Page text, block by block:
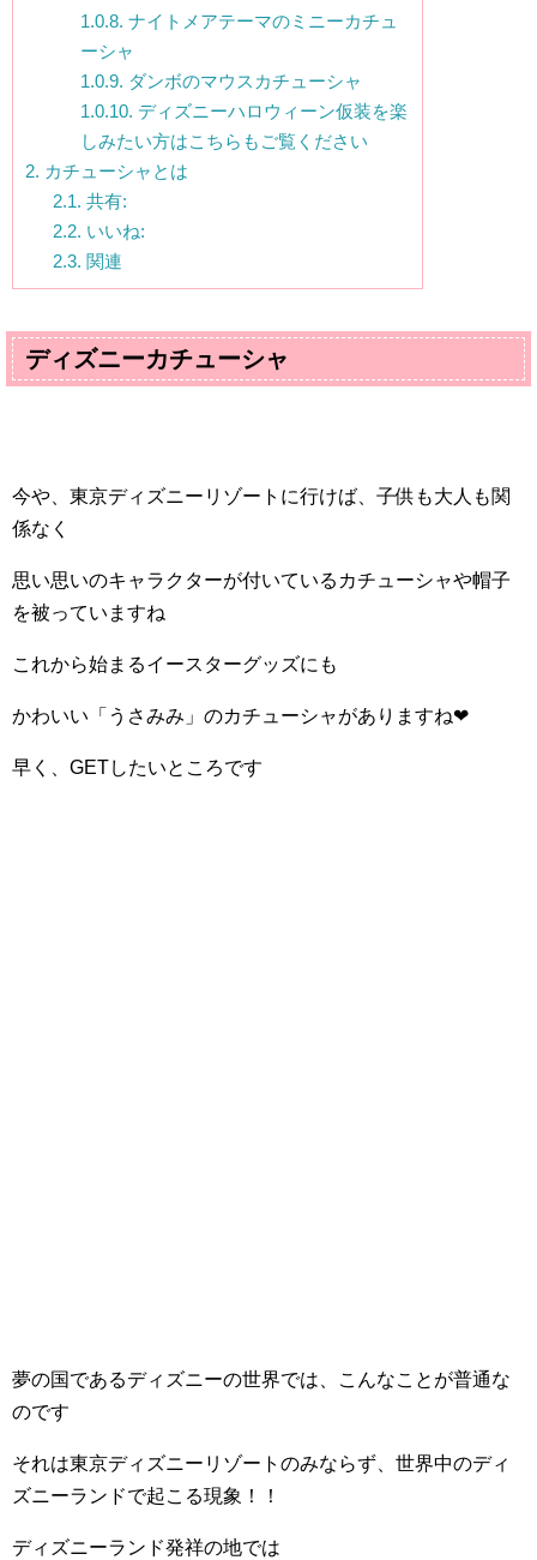
1.0.8. ナイトメアテーマのミニーカチュ
ーシャ
1.0.9. ダンボのマウスカチューシャ
1.0.10. ディズニーハロウィーン仮装を楽
しみたい方はこちらもご覧ください
2. カチューシャとは
2.1. 共有:
2.2. いいね:
2.3. 関連
ディズニーカチューシャ
今や、東京ディズニーリゾートに行けば、子供も大人も関
係なく
思い思いのキャラクターが付いているカチューシャや帽子
を被っていますね
これから始まるイースターグッズにも
かわいい「うさみみ」のカチューシャがありますね❤︎
早く、 GETしたいところです
夢の国であるディズニーの世界では、こんなことが普通な
のです
それは東京ディズニーリゾートのみならず、世界中のディ
ズニーランドで起こる現象！！
ディズニーランド発祥の地では